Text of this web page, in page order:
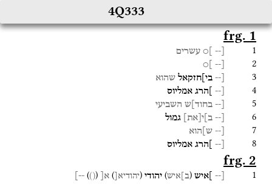
4Q333
frg. 1
1
[--
]○ עשרים
2
[--
]○
3
[-- בי]חזקאל שהוא
4
[-- ]הרג אמליוס
5
[-- בחוד]ש השביעי
6
[-- ב]י את גמול
7
[-- ש]הוא
8
[-- ]הרג אמליוס
frg. 2
1
[-- ]איש (ב]איש) יהודי (יהודיא[ ) א[ (
()
)
--]